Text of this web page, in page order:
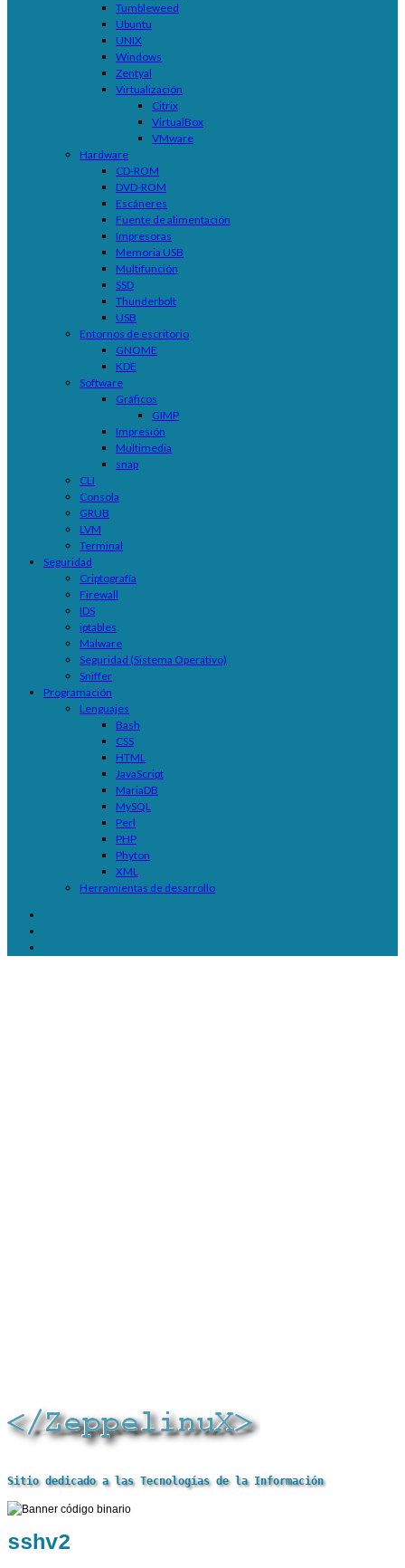
Tumbleweed
Ubuntu
UNIX
Windows
Zentyal
Virtualización
Citrix
VirtualBox
VMware
Hardware
CD-ROM
DVD-ROM
Escáneres
Fuente de alimentación
Impresoras
Memoria USB
Multifunción
SSD
Thunderbolt
USB
Entornos de escritorio
GNOME
KDE
Software
Gráficos
GIMP
Impresión
Multimedia
snap
CLI
Consola
GRUB
LVM
Terminal
Seguridad
Criptografía
Firewall
IDS
iptables
Malware
Seguridad (Sistema Operativo)
Sniffer
Programación
Lenguajes
Bash
CSS
HTML
JavaScript
MariaDB
MySQL
Perl
PHP
Phyton
XML
Herramientas de desarrollo
Sitio dedicado a las Tecnologías de la Información
sshv2